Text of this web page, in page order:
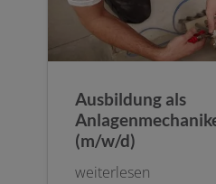
Ausbildung als
(m/w/d)
weiterlesen